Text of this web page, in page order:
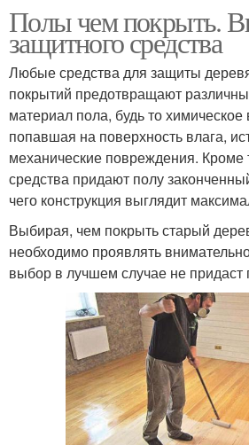
Полы чем покрыть.
защитного средства
Любые средства для защиты
покрытий предотвращают
материал пола, будь то химическое
попавшая на поверхность влага,
механические повреждения. Кроме
средства придают полу
чего конструкция выглядит
Выбирая, чем покрыть старый
необходимо проявлять
выбор в лучшем случае не